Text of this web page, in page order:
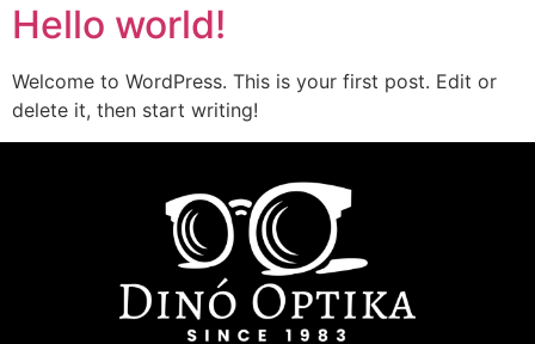
Hello world!
Welcome to WordPress. This is your first post. Edit or
delete it, then start writing!